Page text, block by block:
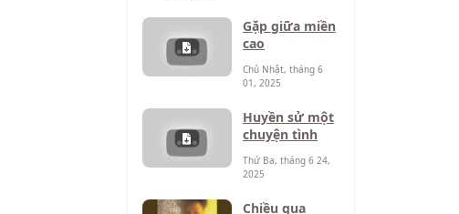
Gặp giữa miền
cao
Chủ Nhật, tháng 6
01, 2025
Huyền sử một
chuyện tình
Thứ Ba, tháng 6 24,
2025
Chiều qua